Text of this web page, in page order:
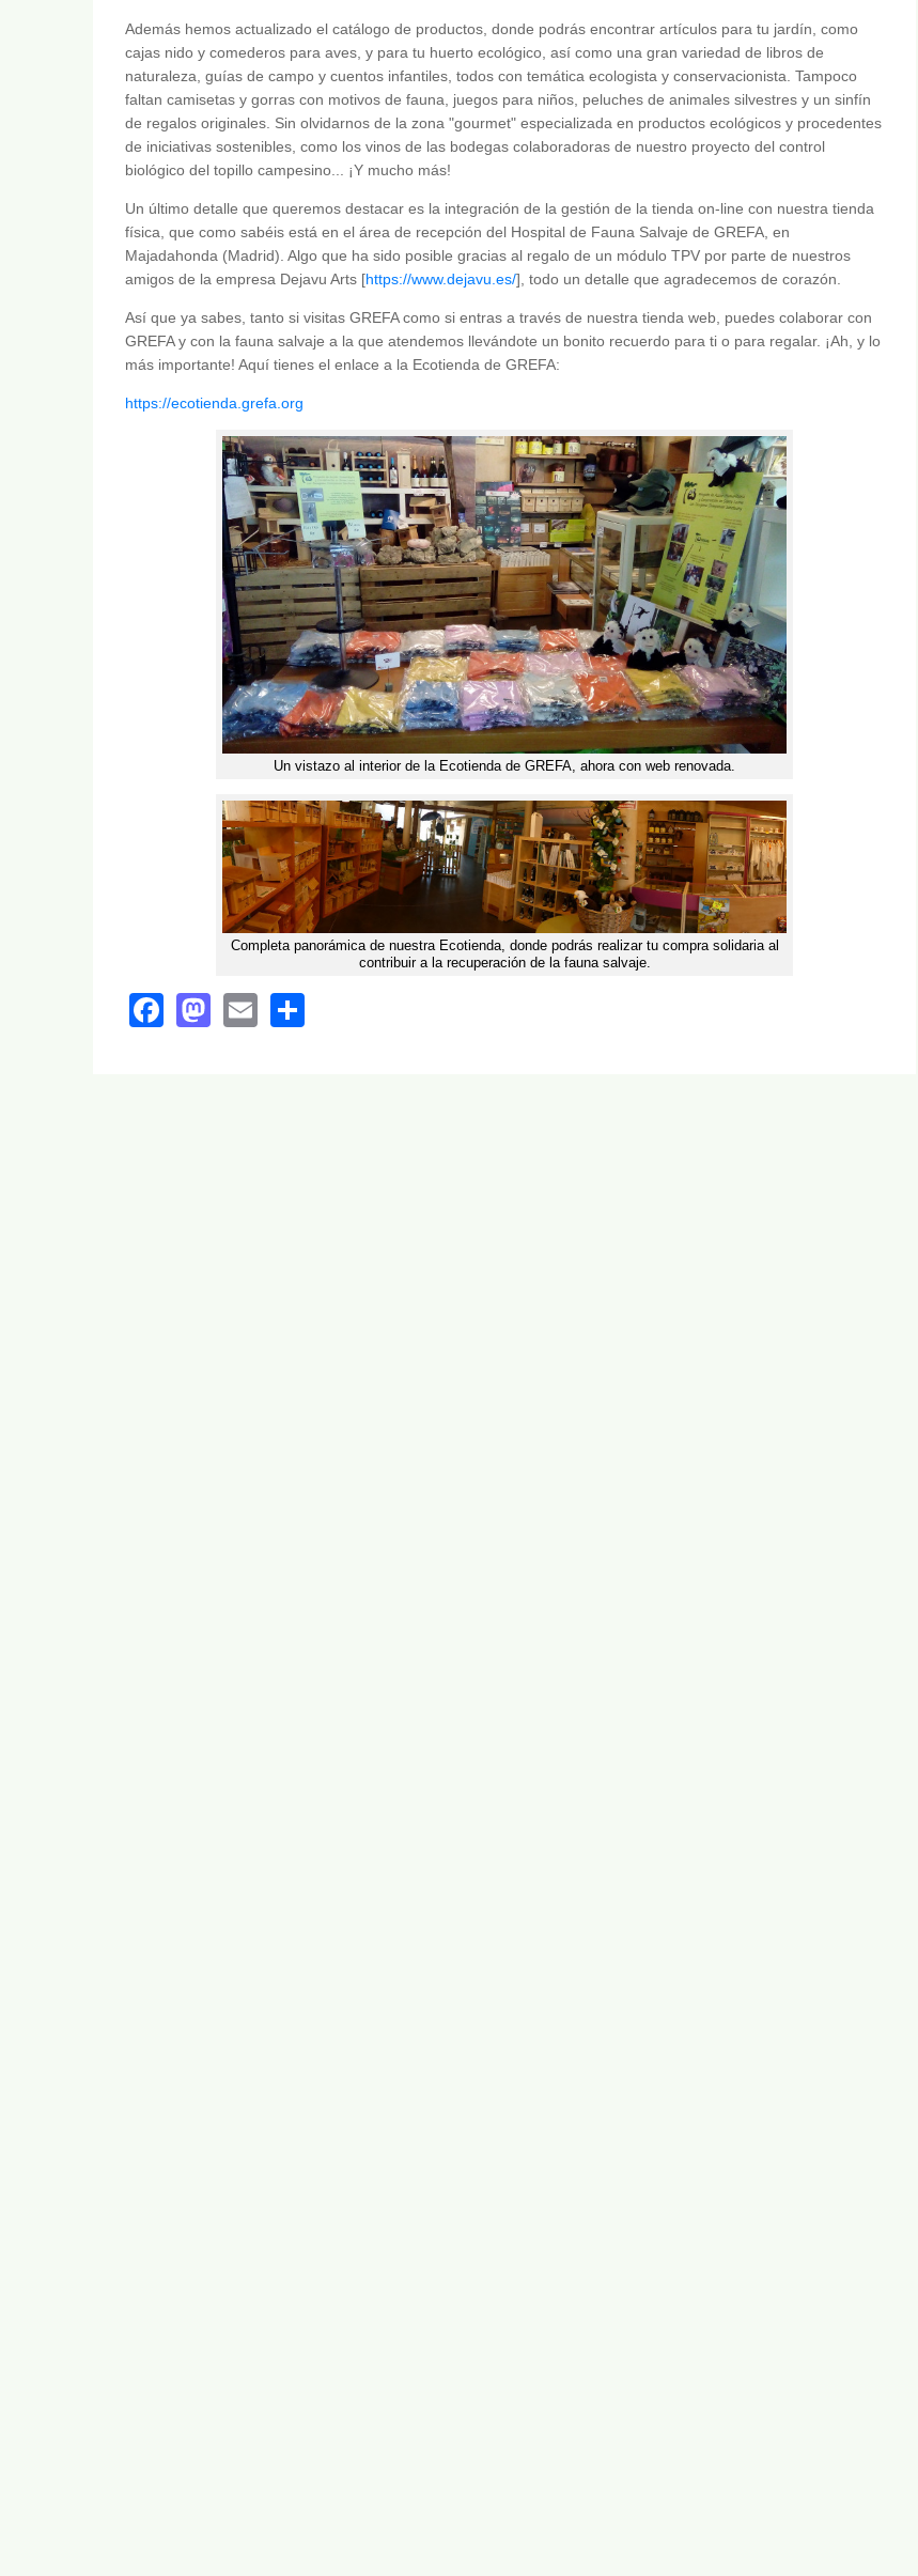
Además hemos actualizado el catálogo de productos, donde podrás encontrar artículos para tu jardín, como
cajas nido y comederos para aves, y para tu huerto ecológico, así como una gran variedad de libros de
naturaleza, guías de campo y cuentos infantiles, todos con temática ecologista y conservacionista. Tampoco
faltan camisetas y gorras con motivos de fauna, juegos para niños, peluches de animales silvestres y un sinfín
de regalos originales. Sin olvidarnos de la zona "gourmet" especializada en productos ecológicos y procedentes
de iniciativas sostenibles, como los vinos de las bodegas colaboradoras de nuestro proyecto del control
biológico del topillo campesino... ¡Y mucho más!
Un último detalle que queremos destacar es la integración de la gestión de la tienda on-line con nuestra tienda
física, que como sabéis está en el área de recepción del Hospital de Fauna Salvaje de GREFA, en
Majadahonda (Madrid). Algo que ha sido posible gracias al regalo de un módulo TPV por parte de nuestros
amigos de la empresa Dejavu Arts [https://www.dejavu.es/], todo un detalle que agradecemos de corazón.
Así que ya sabes, tanto si visitas GREFA como si entras a través de nuestra tienda web, puedes colaborar con
GREFA y con la fauna salvaje a la que atendemos llevándote un bonito recuerdo para ti o para regalar. ¡Ah, y lo
más importante! Aquí tienes el enlace a la Ecotienda de GREFA:
https://ecotienda.grefa.org
Un vistazo al interior de la Ecotienda de GREFA, ahora con web renovada.
Completa panorámica de nuestra Ecotienda, donde podrás realizar tu compra solidaria al
contribuir a la recuperación de la fauna salvaje.
Facebook
Mastodon
Email